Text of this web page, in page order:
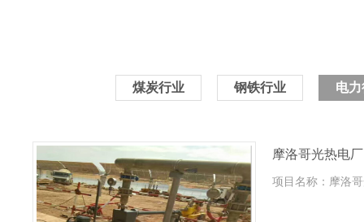
煤炭行业 钢铁行业 电
摩洛哥光热电厂
项目名称：摩洛